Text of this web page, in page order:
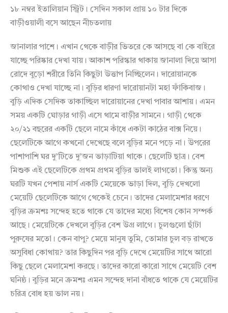
১৮ নম্বর ইতালিয়ান স্ট্রিট। সেদিন সকাল প্রায় ১০ টার দিকে
বাড়ীওয়ালী বসে আছেন নীচতলায়
জানালার পাশে। এখান থেকে বাড়ীর ভিতরে কে আসছে বা কে বাইরে
যাচ্ছে পরিষ্কার দেখা যায়। আকাশ পরিস্কার থাকায় জানালা দিয়ে আসা
রোদে বুড়ো শরীরে তিনি কিছুটা উত্তাপ নিচ্ছিলেন। দারোয়ানকে
কোথাও দেখা যাচ্ছে না। বুড়ির ধারণা দারোয়ানটা মহা ফাঁকিবাজ।
বুড়ি এদিক সেদিক তাকাচ্ছিল দারোয়ানের দেখা পাবার আশায়। এমন
সময় একটি ঘোড়ার গাড়ী এসে থামে বাড়ীর সামনে। গাড়ী থেকে
২০/২১ বছরের একটি ছেলে নামে কাঁধে একটা কাঠের বাক্স নিয়ে।
ছেলেটিকে আগে কখনো দেখেছে বলে বুড়ির মনে পড়ে না। উপরের
পাশাপাশি ঘর দু’টিতে দু’জন ভাড়াটিয়া থাকে। ছেলেটি ছাত্র। বেশ
মিশুক এই ছেলেটিকে প্রথম প্রথম বুড়ির ভালই লাগতো। কিন্তু অন্য
ঘরটি যখন পেশায় নার্স একটি মেয়েকে ভাড়া দিল, বুড়ি দেখলো
মেয়েটি ছেলেটিকে আগে থেকেই চেনে। তাদের মেলামেশার ধরণে
বুড়ির ক্রমশঃ সন্দেহ হতে থাকে যে তাদের মধ্যে বিশেষ কোন সম্পর্ক
আছে। মেয়েটিকে দেখলে বুড়ির বেশ উগ্র লাগে। চুলগুলো ছাঁটা
পুরুষের মতো। কেন বাপু? মেয়ে মানুষ তুমি, তোমার চুল বড় রাখতে
অসুবিধা কোথায়? তার কিছুদিন পর বুড়ি দেখে মেয়েটির সাথে আরো
কিছু ছেলে মেলামেশা করছে। তাদের কারো কারো সাথে মেয়েটি বেশ
ঘনিষ্ঠ। বুড়ির মনে ক্রমশঃ এমন সন্দেহ দানা বাঁধতে থাকে যে মেয়েটির
চরিত্র বোধ হয় ভাল নয়।